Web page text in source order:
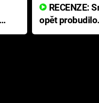
opět
přichází s